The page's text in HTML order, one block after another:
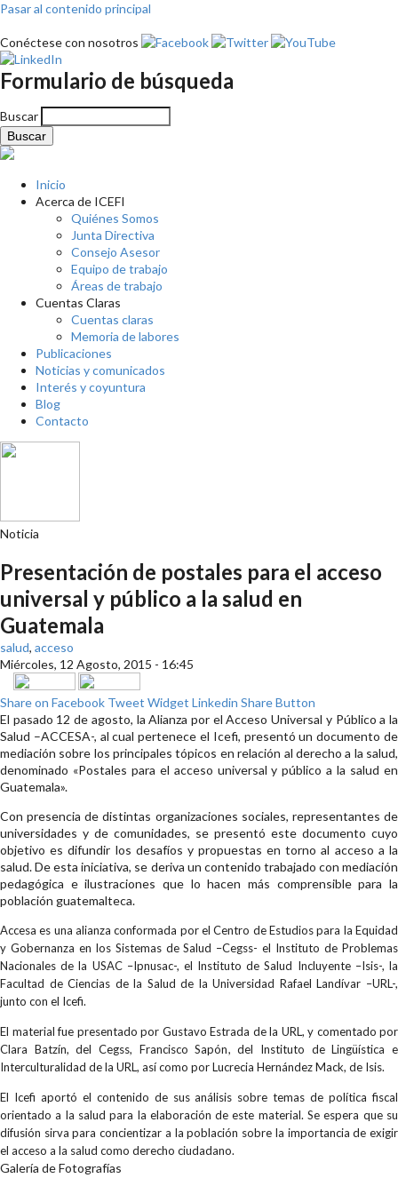
Pasar al contenido principal
Conéctese con nosotros
Formulario de búsqueda
Buscar
Inicio
Acerca de ICEFI
Quiénes Somos
Junta Directiva
Consejo Asesor
Equipo de trabajo
Áreas de trabajo
Cuentas Claras
Cuentas claras
Memoria de labores
Publicaciones
Noticias y comunicados
Interés y coyuntura
Blog
Contacto
Noticia
Presentación de postales para el acceso
universal y público a la salud en
Guatemala
salud, acceso
Miércoles, 12 Agosto, 2015 - 16:45
Share on Facebook Tweet Widget Linkedin Share Button
El pasado 12 de agosto, la Alianza por el Acceso Universal y Público a la
Salud –ACCESA-, al cual pertenece el Icefi, presentó un documento de
mediación sobre los principales tópicos en relación al derecho a la salud,
denominado «Postales para el acceso universal y público a la salud en
Guatemala».
Con presencia de distintas organizaciones sociales, representantes de
universidades y de comunidades, se presentó este documento cuyo
objetivo es difundir los desafíos y propuestas en torno al acceso a la
salud. De esta iniciativa, se deriva un contenido trabajado con mediación
pedagógica e ilustraciones que lo hacen más comprensible para la
población guatemalteca.
Accesa es una alianza conformada por el Centro de Estudios para la Equidad
y Gobernanza en los Sistemas de Salud –Cegss- el Instituto de Problemas
Nacionales de la USAC –Ipnusac-, el Instituto de Salud Incluyente –Isis-, la
Facultad de Ciencias de la Salud de la Universidad Rafael Landívar –URL-,
junto con el Icefi.
El material fue presentado por Gustavo Estrada de la URL, y comentado por
Clara Batzín, del Cegss, Francisco Sapón, del Instituto de Lingüística e
Interculturalidad de la URL, así como por Lucrecia Hernández Mack, de Isis.
El Icefi aportó el contenido de sus análisis sobre temas de política fiscal
orientado a la salud para la elaboración de este material. Se espera que su
difusión sirva para concientizar a la población sobre la importancia de exigir
el acceso a la salud como derecho ciudadano.
Galería de Fotografías